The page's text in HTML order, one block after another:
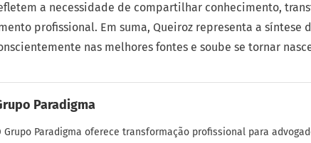
a necessidade de compartilhar conhecimento,
profissional. Em suma, Queiroz representa a síntese
nas melhores fontes e soube se tornar
Paradigma
Grupo Paradigma oferece transformação profissional para